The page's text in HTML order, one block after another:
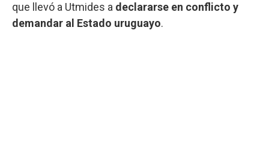
que llevó a Utmides a declararse en conflicto y
demandar al Estado uruguayo.